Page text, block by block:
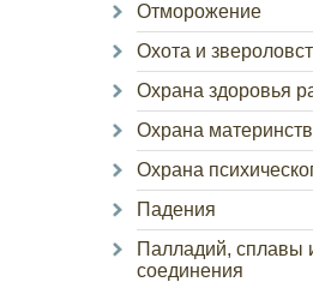
Отморожение
Охота и
Охрана здоровья
Охрана
Охрана
Падения
Палладий, сплавы
соединения